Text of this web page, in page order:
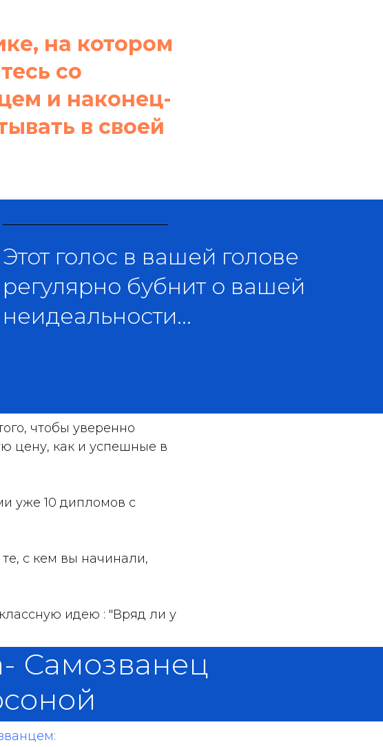
на котором
со
и наконец-
в своей
Этот голос в вашей голове
регулярно бубнит о вашей
неидеальности...
чтобы уверенно
цену, как и успешные в
уже 10 дипломов с
с кем вы начинали,
идею : "Вряд ли у
Самозванец